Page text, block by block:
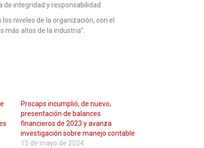
integridad y responsabilidad.
niveles de la organización, con el
altos de la industria”.
Procaps incumplió, de nuevo,
presentación de balances
financieros de 2023 y avanza
investigación sobre manejo contable
15 de mayo de 2024